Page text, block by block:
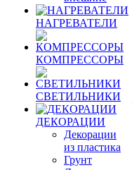
НАГРЕВАТЕЛИ
КОМПРЕССОРЫ
СВЕТИЛЬНИКИ
ДЕКОРАЦИИ
Декорации
из пластика
Грунт